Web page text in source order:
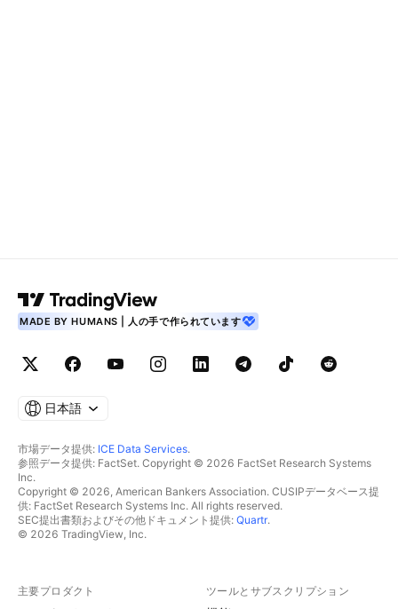
MADE BY HUMANS | 人の手で作られています
日本語
市場データ提供: ICE Data Services.
参照データ提供: FactSet. Copyright © 2026 FactSet Research Systems
Inc.
Copyright © 2026, American Bankers Association. CUSIPデータベース提
供: FactSet Research Systems Inc. All rights reserved.
SEC提出書類およびその他ドキュメント提供: Quartr.
© 2026 TradingView, Inc.
主要プロダクト ツールとサブスクリプション